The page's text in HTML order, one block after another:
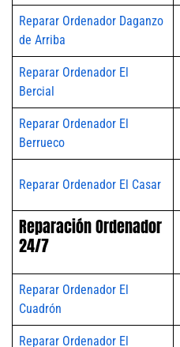
Reparar Ordenador Daganzo
de Arriba
Reparar Ordenador El
Bercial
Reparar Ordenador El
Berrueco
Reparar Ordenador El Casar
Reparación Ordenador
24/7
Reparar Ordenador El
Cuadrón
Reparar Ordenador El